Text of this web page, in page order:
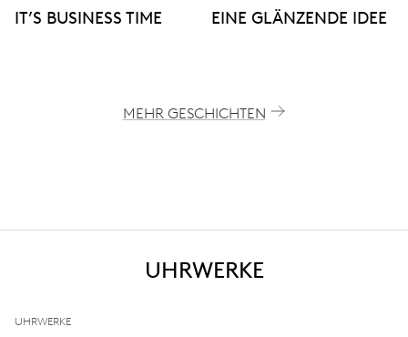
IT’S BUSINESS TIME EINE GLÄNZENDE IDEE
MEHR GESCHICHTEN
UHRWERKE
UHRWERKE